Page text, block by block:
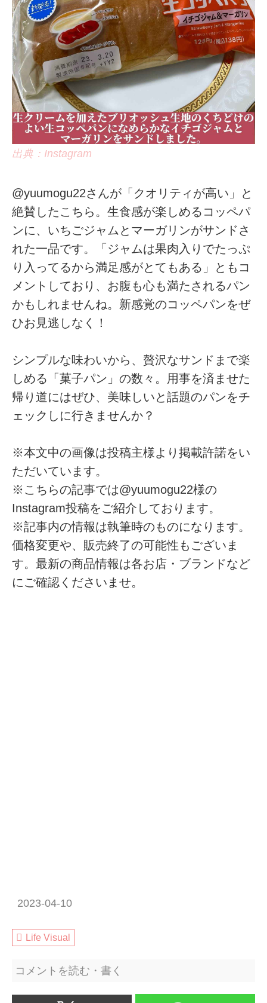
出典：Instagram
@yuumogu22さんが「クオリティが高い」と
絶賛したこちら。生食感が楽しめるコッペパ
ンに、いちごジャムとマーガリンがサンドさ
れた一品です。「ジャムは果肉入りでたっぷ
り入ってるから満足感がとてもある」ともコ
メントしており、お腹も心も満たされるパン
かもしれませんね。新感覚のコッペパンをぜ
ひお見逃しなく！
シンプルな味わいから、贅沢なサンドまで楽
しめる「菓子パン」の数々。用事を済ませた
帰り道にはぜひ、美味しいと話題のパンをチ
ェックしに行きませんか？
※本文中の画像は投稿主様より掲載許諾をい
ただいています。
※こちらの記事では@yuumogu22様の
Instagram投稿をご紹介しております。
※記事内の情報は執筆時のものになります。
価格変更や、販売終了の可能性もございま
す。最新の商品情報は各お店・ブランドなど
にご確認くださいませ。
2023-04-10
Life Visual
コメントを読む・書く